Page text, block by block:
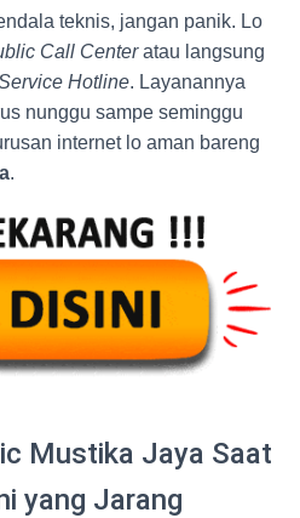
teknis, jangan panik. Lo
Call Centeratau langsung
Hotline. Layanannya
nunggu sampe seminggu
internet lo aman bareng
.
Mustika Jaya Saat
yang Jarang